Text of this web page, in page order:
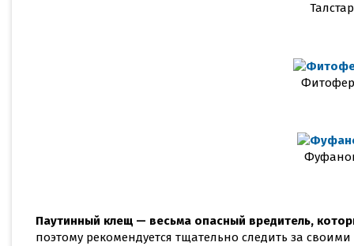
Талстар
Паутинный клещ — весьма опасный вредитель,
поэтому рекомендуется тщательно следить за